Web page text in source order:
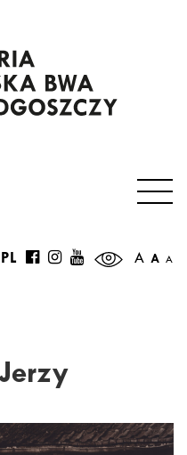
A A A
PL